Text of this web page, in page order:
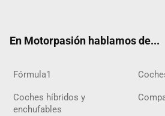
En Motorpasión hablamos de...
Fórmula1
Coches híbridos y
enchufables